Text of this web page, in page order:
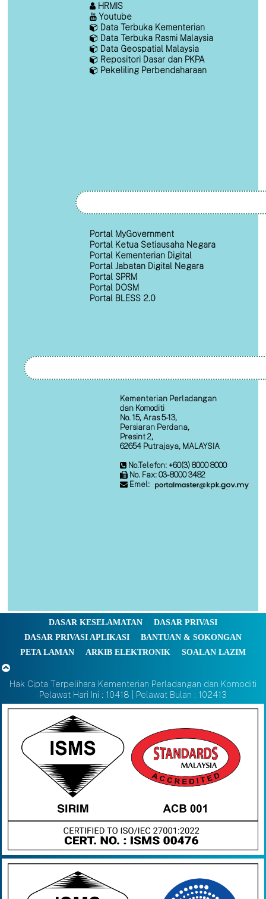
HRMIS
Youtube
Data Terbuka Kementerian
Data Terbuka Rasmi Malaysia
Data Geospatial Malaysia
Repositori Dasar dan PKPA
Pekeliling Perbendaharaan
Portal MyGovernment
Portal Ketua Setiausaha Negara
Portal Kementerian Digital
Portal Jabatan Digital Negara
Portal SPRM
Portal DOSM
Portal BLESS 2.0
Kementerian Perladangan
dan Komoditi
No. 15, Aras 5-13,
Persiaran Perdana,
Presint 2,
62654 Putrajaya, MALAYSIA
No.Telefon: +60(3) 8000 8000
No. Fax: 03-8000 3482
Emel:
DASAR KESELAMATAN
DASAR PRIVASI
DASAR PRIVASI APLIKASI
BANTUAN & SOKONGAN
PETA LAMAN
ARKIB ELEKTRONIK SOALAN LAZIM
Hak Cipta Terpelihara Kementerian Perladangan dan Komoditi
Pelawat Hari Ini : 10418 | Pelawat Bulan : 102413